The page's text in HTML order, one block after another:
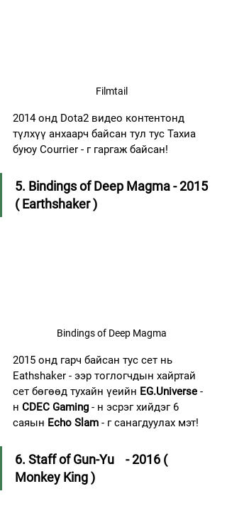
Filmtail
2014 онд Dota2 видео контентонд
түлхүү анхаарч байсан тул тус Тахиа
буюу Courrier - г гаргаж байсан!
5. Bindings of Deep Magma - 2015
( Earthshaker )
Bindings of Deep Magma
2015 онд гарч байсан тус сет нь
Eathshaker - ээр тоглогчдын хайртай
сет бөгөөд тухайн үеийн EG.Universe -
н CDEC Gaming - н эсрэг хийдэг 6
саяын Echo Slam - г санагдуулах мэт!
6. Staff of Gun-Yu    - 2016 (
Monkey King )